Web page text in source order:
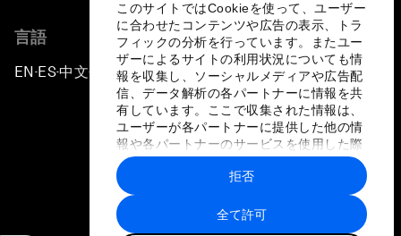
このサイトではCookieを使って、ユーザー
に合わせたコンテンツや広告の表示、トラ
フィックの分析を行っています。またユー
ザーによるサイトの利用状況についても情
報を収集し、ソーシャルメディアや広告配
信、データ解析の各パートナーに情報を共
有しています。ここで収集された情報は、
ユーザーが各パートナーに提供した他の情
報や各パートナーのサービスを使用した際
に収集された情報と組み合わされ、各パー
トナーによって使用されることがありま
す。
全て許可
拒否
言語
EN ▪ES▪中文▪ 日本語
プライバシーポリシーと利用規約
サイトマップ